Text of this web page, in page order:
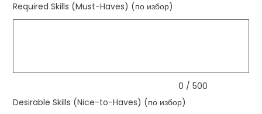
Required Skills (Must-Haves) (по избор)
0 / 500
Desirable Skills (Nice-to-Haves) (по избор)